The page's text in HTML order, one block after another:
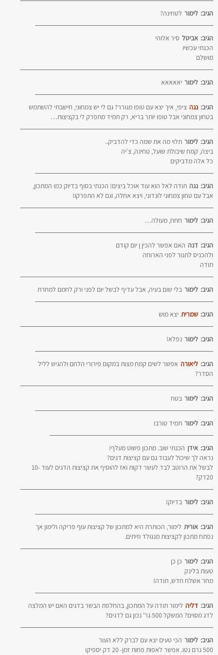
לימור הגיב: לטחינה?
אביטל הגיב:
סיר אלוהי
הכנתי עכשיו
מושלם
לימור הגיב: יאאאאא
נגה הגיב:
ציפי, איך יצא עם טופו מגורר? גם לי יש צמחוני, חישבתי להשתמש
בטחון צמחוני אבל טופו יותר בריא, רק תמיד מתפרק לי בקציצות…
לימור הגיב:
תלוי מה את שמה כדי להדביק..
ביצה, קמח שיבולת שועל, טחינה, צ׳יה
כל אלה מדביקים
נגה הגיב:
תודה לאל הוא עוד אוכל ביצים! הכנתי בסוף בדיוק כמו המתכון,
אבל עם טחון צמחוני לונדוני, ויצא אחלה, וגם לא התפרקו!
לימור הגיב: חחח, מעולה…
דנה הגיב:
האם אפשר להכין ן יום קודם
ולהכניס לתנור לפני הארוחה
תודה
לימור הגיב: בלי שום בעיה, אבל עדיף לבשל יום לפני ורק לחמם למחרת
שמרית הגיב: יצא מוש
לימור הגיב: נפלא!
ליאורה הגיב:
אפשר לשים קמח מצות במקום פירורי הלחם ולהגיש לליל
הסדר?
לימור הגיב: בטח
לימור הגיב: תמיד טורבו
אידן הגיב:
הכנתי שוב. מתכון פשוט מעלף!
נראה לך שיכול לעבוד גם עם קציצות דגים?
לבשל את הרוטב לבד לעשר דקות ואז להוסיף את קציצות הדגים לעוד 10-
20דק?
לימור הגיב: בדיוק!
אורית הגיב:
לימור, הכותרת היא למתכון של קציצות עוף פריקה ולימון אך
נפתח מתכון לקציצות מנגולד וזיתים.
לימור הגיב:
כן כן
טעות בלינק
מחר אשלח חדש, תודה!
דליה הגיב:
לימור תודה על המתכון, בהחלפת הבשר בדגים האם יש המלצה
לדג מסוים? המשקל 500 גר' נכון גם לדגים?
לימור הגיב:
הכי טעים יצא עם לברק ללא העור
500 גרם נטו. אפשר לאפות פחות זמן- 20 דק יספיקו